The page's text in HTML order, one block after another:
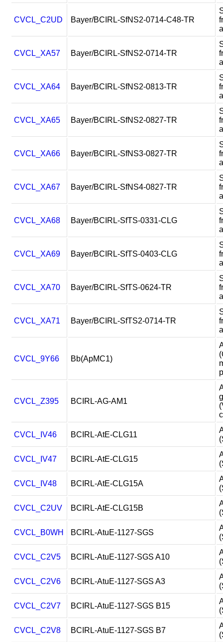
CVCL_C2UD Bayer/BCIRL-SfNS2-0714-C48-TR
CVCL_XA57 Bayer/BCIRL-SfNS2-0714-TR
CVCL_XA64 Bayer/BCIRL-SfNS2-0813-TR
CVCL_XA65 Bayer/BCIRL-SfNS2-0827-TR
CVCL_XA66 Bayer/BCIRL-SfNS3-0827-TR
CVCL_XA67 Bayer/BCIRL-SfNS4-0827-TR
CVCL_XA68 Bayer/BCIRL-SfTS-0331-CLG
CVCL_XA69 Bayer/BCIRL-SfTS-0403-CLG
CVCL_XA70 Bayer/BCIRL-SfTS-0624-TR
CVCL_XA71 Bayer/BCIRL-SfTS2-0714-TR
CVCL_9Y66 Bb(ApMC1)
CVCL_Z395 BCIRL-AG-AM1
CVCL_IV46 BCIRL-AtE-CLG11
CVCL_IV47 BCIRL-AtE-CLG15
CVCL_IV48 BCIRL-AtE-CLG15A
CVCL_C2UV BCIRL-AtE-CLG15B
CVCL_B0WH BCIRL-AtuE-1127-SGS
CVCL_C2V5 BCIRL-AtuE-1127-SGS A10
CVCL_C2V6 BCIRL-AtuE-1127-SGS A3
CVCL_C2V7 BCIRL-AtuE-1127-SGS B15
CVCL_C2V8 BCIRL-AtuE-1127-SGS B7